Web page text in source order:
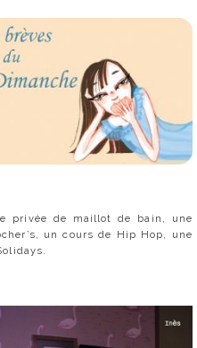
privée de maillot de bain, une
un cours de Hip Hop, une